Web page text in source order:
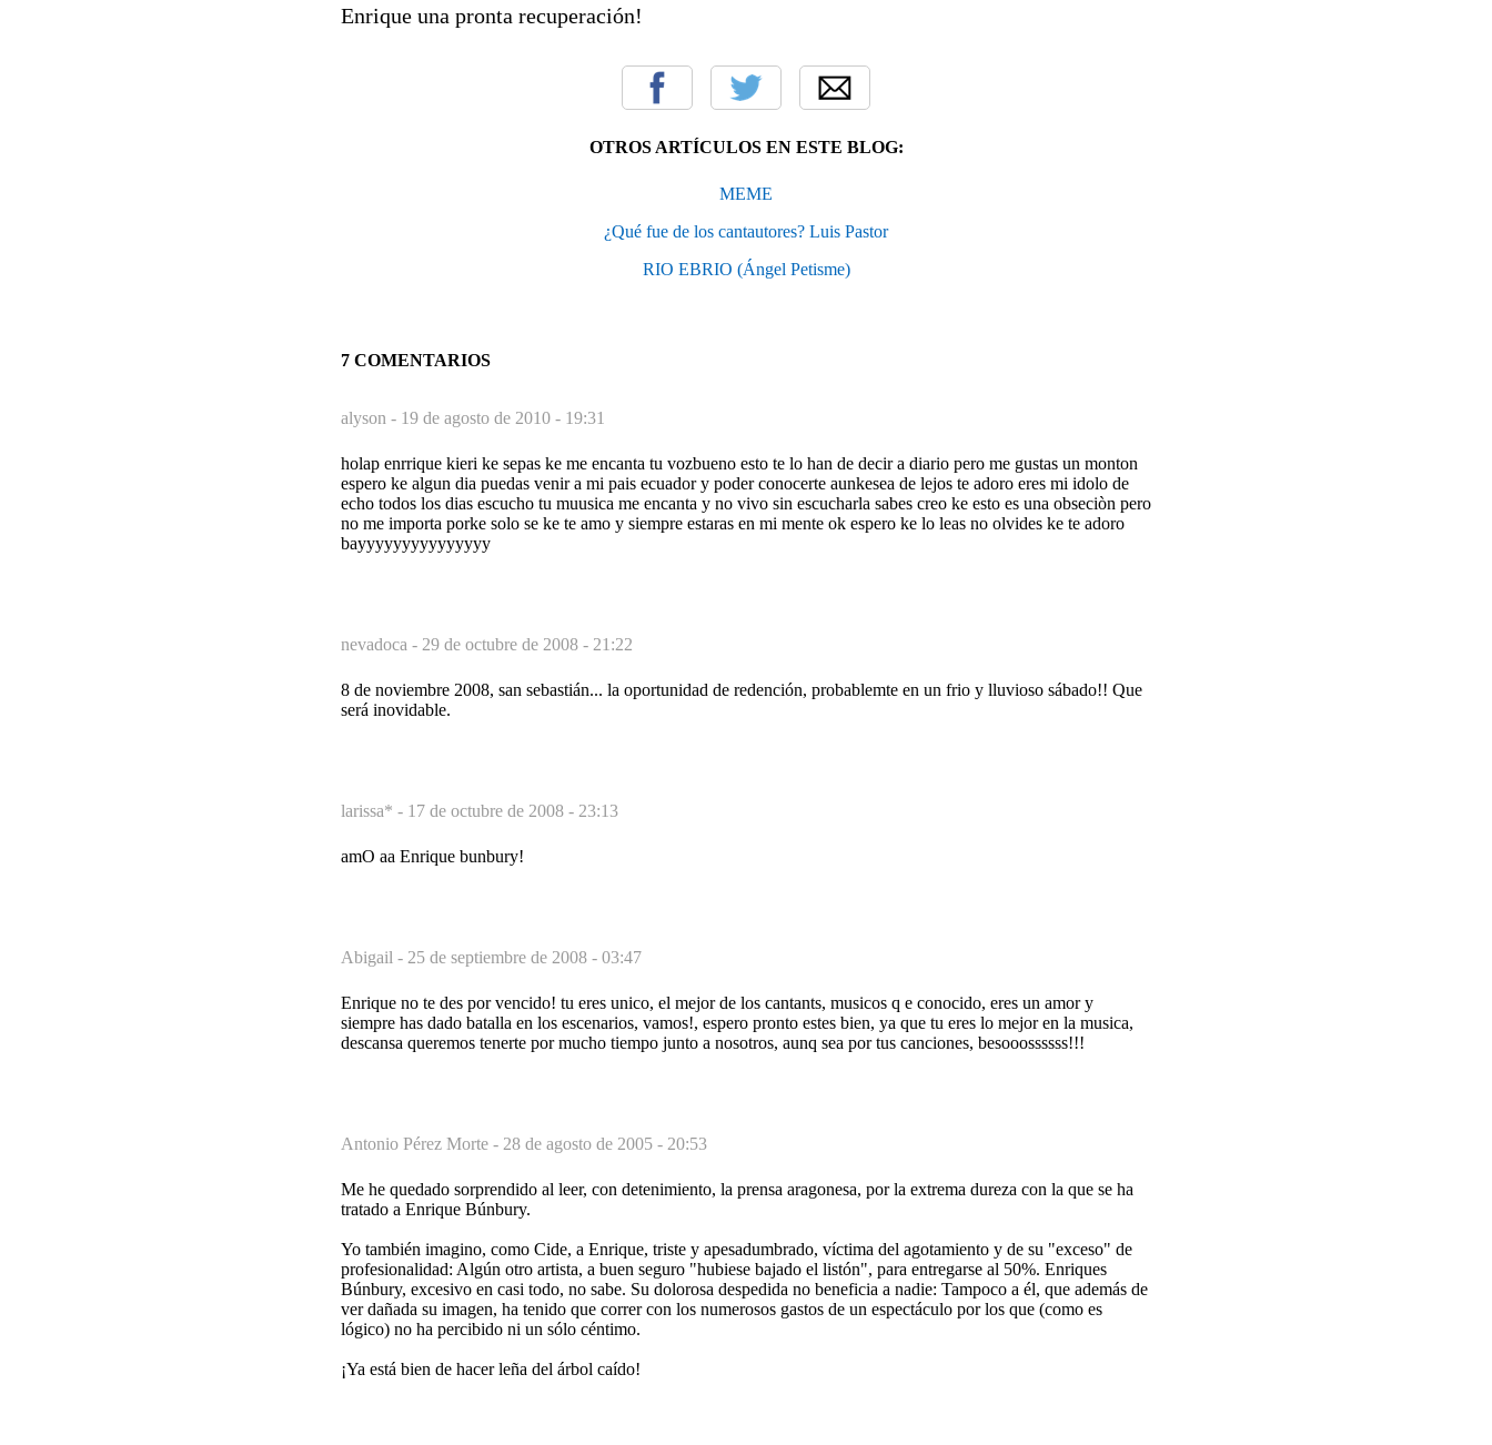
Enrique una pronta recuperación!
OTROS ARTÍCULOS EN ESTE BLOG:
MEME
¿Qué fue de los cantautores? Luis Pastor
RIO EBRIO (Ángel Petisme)
7 COMENTARIOS
alyson - 19 de agosto de 2010 - 19:31
holap enrrique kieri ke sepas ke me encanta tu vozbueno esto te lo han de decir a diario pero me gustas un monton
espero ke algun dia puedas venir a mi pais ecuador y poder conocerte aunkesea de lejos te adoro eres mi idolo de
echo todos los dias escucho tu muusica me encanta y no vivo sin escucharla sabes creo ke esto es una obseciòn pero
no me importa porke solo se ke te amo y siempre estaras en mi mente ok espero ke lo leas no olvides ke te adoro
bayyyyyyyyyyyyyyy
nevadoca - 29 de octubre de 2008 - 21:22
8 de noviembre 2008, san sebastián... la oportunidad de redención, probablemte en un frio y lluvioso sábado!! Que
será inovidable.
larissa* - 17 de octubre de 2008 - 23:13
amO aa Enrique bunbury!
Abigail - 25 de septiembre de 2008 - 03:47
Enrique no te des por vencido! tu eres unico, el mejor de los cantants, musicos q e conocido, eres un amor y
siempre has dado batalla en los escenarios, vamos!, espero pronto estes bien, ya que tu eres lo mejor en la musica,
descansa queremos tenerte por mucho tiempo junto a nosotros, aunq sea por tus canciones, besooossssss!!!
Antonio Pérez Morte - 28 de agosto de 2005 - 20:53
Me he quedado sorprendido al leer, con detenimiento, la prensa aragonesa, por la extrema dureza con la que se ha
tratado a Enrique Búnbury.
Yo también imagino, como Cide, a Enrique, triste y apesadumbrado, víctima del agotamiento y de su "exceso" de
profesionalidad: Algún otro artista, a buen seguro "hubiese bajado el listón", para entregarse al 50%. Enriques
Búnbury, excesivo en casi todo, no sabe. Su dolorosa despedida no beneficia a nadie: Tampoco a él, que además de
ver dañada su imagen, ha tenido que correr con los numerosos gastos de un espectáculo por los que (como es
lógico) no ha percibido ni un sólo céntimo.
¡Ya está bien de hacer leña del árbol caído!